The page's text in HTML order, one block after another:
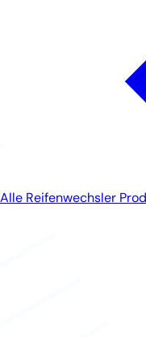
Alle Reifenwechsler